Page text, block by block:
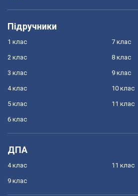
Підручники
1 клас
2 клас
3 клас
4 клас
5 клас
6 клас
7 клас
8 клас
9 клас
10 клас
11 клас
ДПА
4 клас
9 клас
11 клас